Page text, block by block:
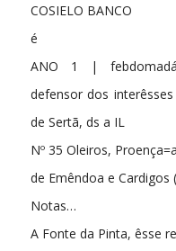
COSIELO BANCO
é
ANO 1 |
defensor dos
de Sertã, ds a IL
Nº 35 Oleiros,
de Emêndoa e
Notas…
A Fonte da Pinta, êsse